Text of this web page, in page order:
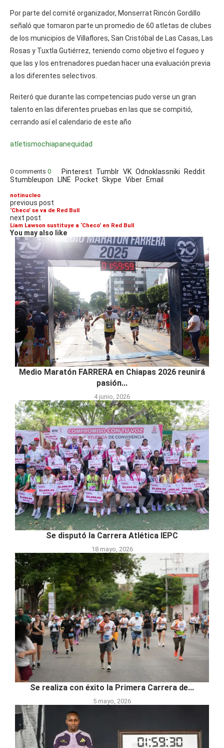
Por parte del comité organizador, Monserrat Rincón Gordillo
señaló que tomaron parte un promedio de 60 atletas de clubes
de los municipios de Villaflores, San Cristóbal de Las Casas, Las
Rosas y Tuxtla Gutiérrez, teniendo como objetivo el fogueo y
que las y los entrenadores puedan hacer una evaluación previa
a los diferentes selectivos.
Reiteró que durante las competencias pudo verse un gran
talento en las diferentes pruebas en las que se compitió,
cerrando así el calendario de este año
atletismochiapanequidad
0 comments 0 Pinterest Tumblr VK Odnoklassniki
Reddit
Stumbleupon
LINE Pocket Skype Viber Email
notinucleo
previous post
‘Checo’ se va de Red Bull
next post
Liam Lawson sustituye a ‘Checo’ en Red Bull
You may also like
Medio Maratón FARRERA en Chiapas 2026 reunirá
pasión...
4 junio, 2026
Se disputó la Carrera Atlética IEPC
18 mayo, 2026
Se realiza con éxito la Primera Carrera de...
5 mayo, 2026